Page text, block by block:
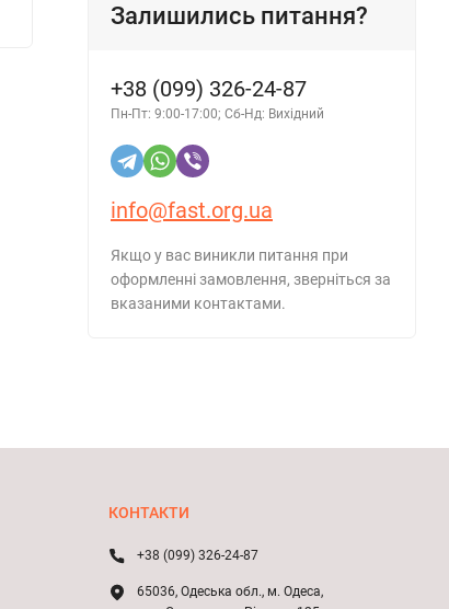
111 грн.Залишились питання?
+38 (099) 326-24-87
Пн-Пт: 9:00-17:00; Сб-Нд: Вихідний
info@fast.org.ua
Якщо у вас виникли питання при
оформленні замовлення, зверніться за
вказаними контактами.
КОНТАКТИ
+38 (099) 326-24-87
65036, Одеська обл., м. Одеса,